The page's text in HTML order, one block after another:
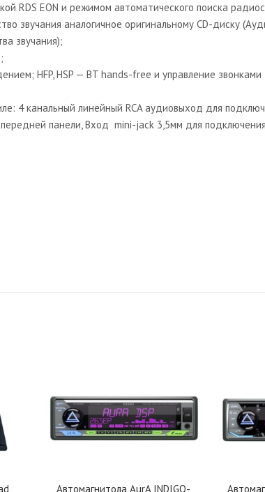
RDS EON и режимом автоматического поиска
звучания аналогичное оригинальному CD-диску
звучания);
HFP, HSP — BT hands-free и управление
4 канальный линейный RCA аудиовыход для
панели, Вход mini-jack 3,5мм для
Автомагнитола AurA INDIGO-